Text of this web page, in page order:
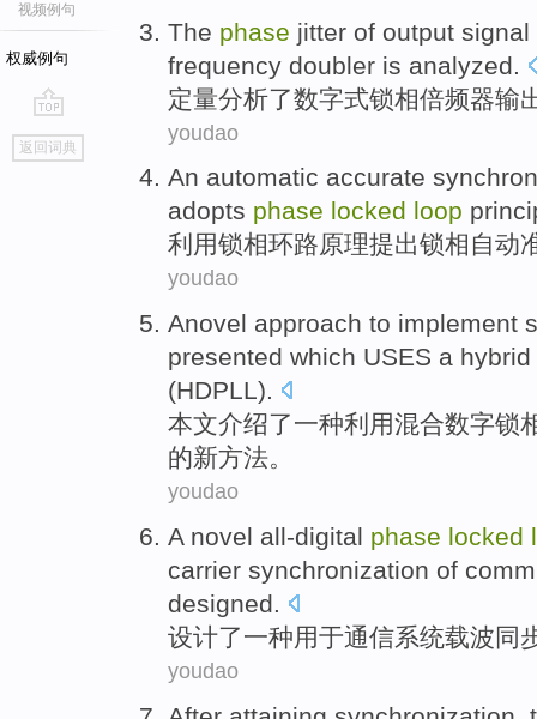
视频例句
权威例句
go
top
返回词典
The phase jitter of output signal
frequency doubler is analyzed
定量分析了数字式锁相倍频器输
youdao
An automatic accurate
adopts phase locked loop
利用锁相环路原理提出锁相 自动
youdao
Anovel approach to implement
presented which USES a hybrid
(HDPLL).
本文介绍了一种利用混合数字锁
的新方法。
youdao
Anovel all-digital phase locked
carrier synchronization of
designed.
设计了一种用于通信系统载波同
youdao